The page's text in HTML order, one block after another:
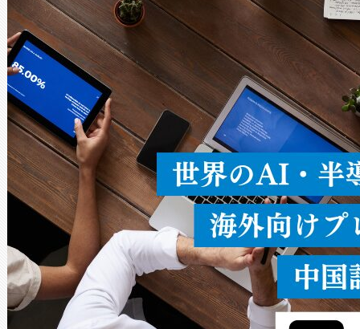
× 80°のノーマルモード、長
ードを切り替えて使用するこ
ることなく、単一のデバイス
うにします。遠距離まで届く
密度なスキャ […]